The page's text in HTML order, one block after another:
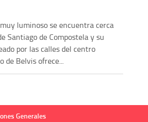
luminoso se encuentra cerca
Santiago de Compostela y su
por las calles del centro
de Belvis ofrece...
Generales